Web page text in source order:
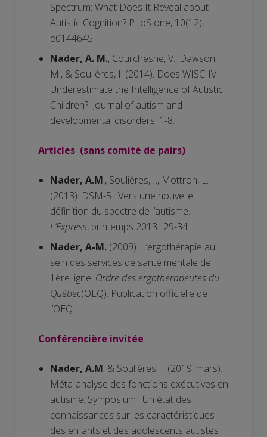
Spectrum: What Does It Reveal about
Autistic Cognition? PLoS one, 10(12),
e0144645.
Nader, A. M., Courchesne, V., Dawson,
M., & Soulières, I. (2014). Does WISC-IV
Underestimate the Intelligence of Autistic
Children?. Journal of autism and
developmental disorders, 1-8.
Articles (sans comité de pairs)
Nader, A.M., Soulières, I., Mottron, L.
(2013). DSM-5 : Vers une nouvelle
définition du spectre de l’autisme.
L’Express, printemps 2013:: 29-34.
Nader, A-M. (2009). L’ergothérapie au
sein des services de santé mentale de
1ère ligne. Ordre des ergothérapeutes du
Québec(OEQ). Publication officielle de
l’OEQ.
Conférencière invitée
Nader, A.M. & Soulières, I. (2019, mars).
Méta-analyse des fonctions exécutives en
autisme. Symposium : Un état des
connaissances sur les caractéristiques
des enfants et des adolescents autistes